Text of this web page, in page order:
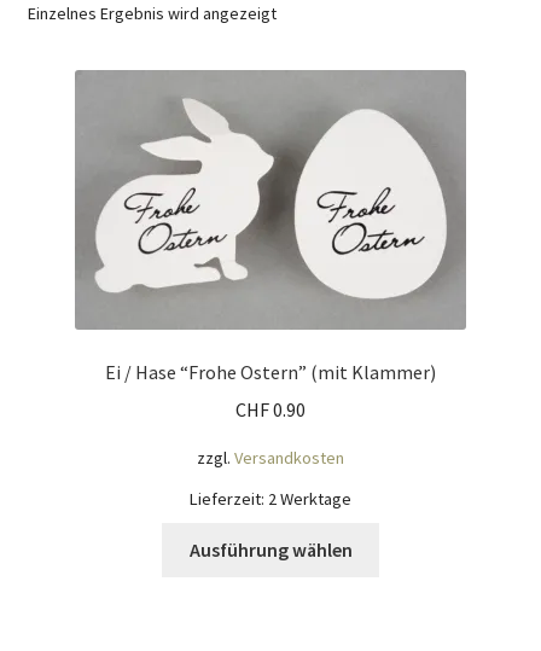
Saferpay Checkout
Twint – QR-Code KÖNIGSHOF
Einzelnes Ergebnis wird angezeigt
Ei / Hase “Frohe Ostern” (mit Klammer)
CHF0.90
zzgl. Versandkosten
Lieferzeit: 2 Werktage
Ausführung wählen